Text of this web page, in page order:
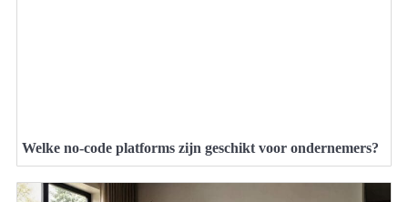
Welke no-code platforms zijn geschikt voor ondernemers?